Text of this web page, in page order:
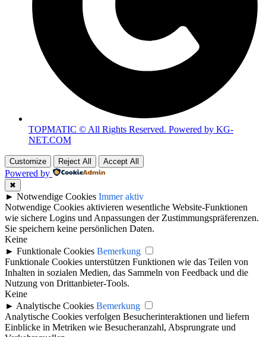
TOPMATIC © All Rights Reserved. Powered by KG-
NET.COM
Customize Reject All Accept All
Powered by
✖
► Notwendige Cookies Immer aktiv
Notwendige Cookies aktivieren wesentliche Website-Funktionen
wie sichere Logins und Anpassungen der Zustimmungspräferenzen.
Sie speichern keine persönlichen Daten.
Keine
► Funktionale Cookies Bemerkung
Funktionale Cookies unterstützen Funktionen wie das Teilen von
Inhalten in sozialen Medien, das Sammeln von Feedback und die
Nutzung von Drittanbieter-Tools.
Keine
► Analytische Cookies Bemerkung
Analytische Cookies verfolgen Besucherinteraktionen und liefern
Einblicke in Metriken wie Besucheranzahl, Absprungrate und